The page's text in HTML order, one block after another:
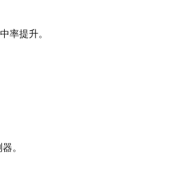
率提升。
。